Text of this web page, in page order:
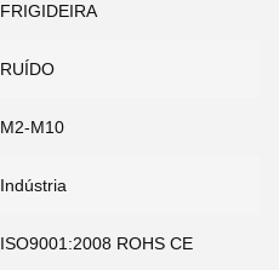
FRIGIDEIRA
RUÍDO
M2-M10
Indústria
ISO9001:2008 ROHS CE